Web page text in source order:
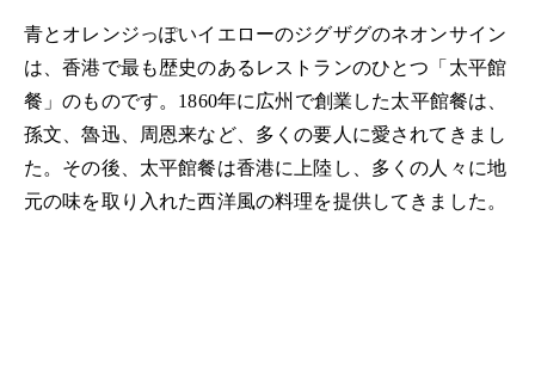
青とオレンジっぽいイエローのジグザグのネオンサイン
は、香港で最も歴史のあるレストランのひとつ「太平館
餐」のものです。1860年に広州で創業した太平館餐は、
孫文、魯迅、周恩来など、多くの要人に愛されてきまし
た。その後、太平館餐は香港に上陸し、多くの人々に地
元の味を取り入れた西洋風の料理を提供してきました。